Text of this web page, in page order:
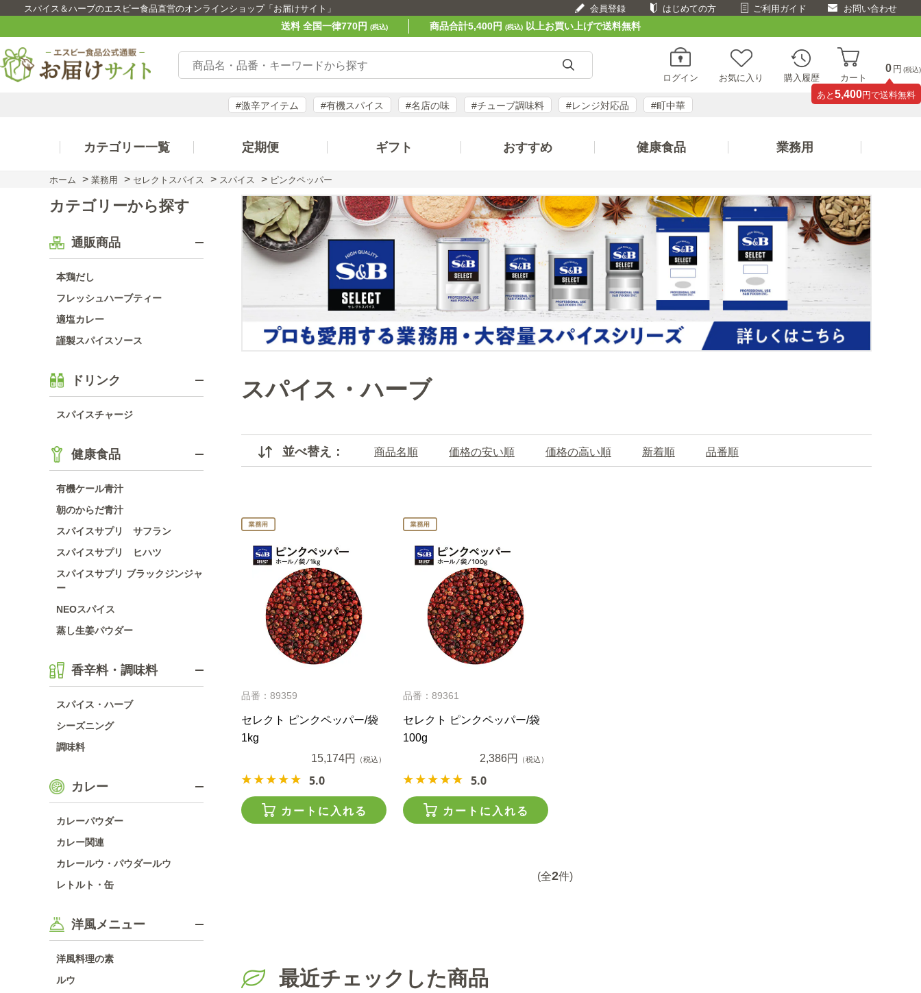
スパイス＆ハーブのエスビー食品直営のオンラインショップ「お届けサイト」 会員登録 はじめての方 ご利用ガイド お問い合わせ
送料 全国一律770円 (税込) 商品合計5,400円 (税込)以上お買い上げで送料無料
ログイン お気に入り 購入履歴 カート
0 円 (税込)
あと 5,400円で送料無料
#激辛アイテム #有機スパイス #名店の味 #チューブ調味料 #レンジ対応品 #町中華
カテゴリー一覧 定期便 ギフト おすすめ 健康食品 業務用
ホーム > 業務用 > セレクトスパイス > スパイス > ピンクペッパー
カテゴリーから探す
通販商品
本鶏だし
フレッシュハーブティー
適塩カレー
謹製スパイスソース
ドリンク
スパイスチャージ
健康食品
有機ケール青汁
朝のからだ青汁
スパイスサプリ サフラン
スパイスサプリ ヒハツ
スパイスサプリ ブラックジンジャ
ー
NEOスパイス
蒸し生姜パウダー
香辛料・調味料
スパイス・ハーブ
シーズニング
調味料
カレー
カレーパウダー
カレー関連
カレールウ・パウダールウ
レトルト・缶
洋風メニュー
洋風料理の素
ルウ
スパイス・ハーブ
並べ替え： 商品名順 価格の安い順 価格の高い順 新着順 品番順
品番：89359
セレクト ピンクペッパー/袋
1kg
15,174円
（税込）
5.0
カートに入れる
品番：89361
セレクト ピンクペッパー/袋
100g
2,386円
（税込）
5.0
カートに入れる
(全2件)
最近チェックした商品